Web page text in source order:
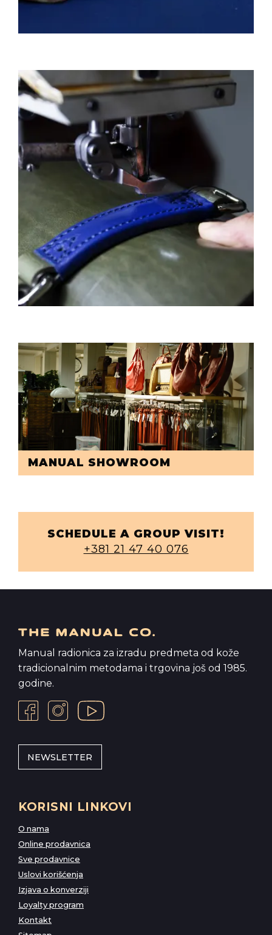
MANUAL SHOWROOM
SCHEDULE A GROUP VISIT!
+381 21 47 40 076
Manual radionica za izradu predmeta od kože
tradicionalnim metodama i trgovina još od 1985.
godine.
NEWSLETTER
KORISNI LINKOVI
O nama
Online prodavnica
Sve prodavnice
Uslovi korišćenja
Izjava o konverziji
Loyalty program
Kontakt